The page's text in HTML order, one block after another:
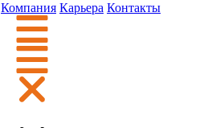
Компания Карьера Контакты